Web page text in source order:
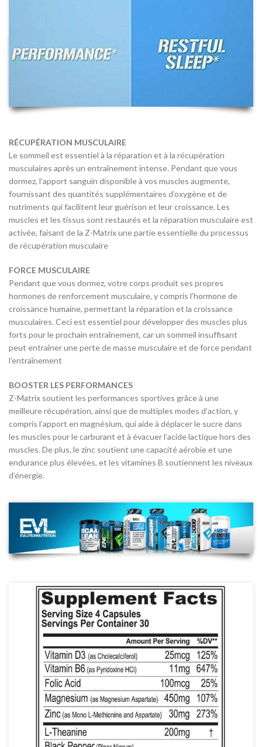
RÉCUPÉRATION MUSCULAIRE
Le sommeil est essentiel à la réparation et à la récupération
musculaires après un entraînement intense. Pendant que vous
dormez, l’apport sanguin disponible à vos muscles augmente,
fournissant des quantités supplémentaires d’oxygène et de
nutriments qui facilitent leur guérison et leur croissance. Les
muscles et les tissus sont restaurés et la réparation musculaire est
activée, faisant de la Z-Matrix une partie essentielle du processus
de récupération musculaire
FORCE MUSCULAIRE
Pendant que vous dormez, votre corps produit ses propres
hormones de renforcement musculaire, y compris l’hormone de
croissance humaine, permettant la réparation et la croissance
musculaires. Ceci est essentiel pour développer des muscles plus
forts pour le prochain entraînement, car un sommeil insuffisant
peut entraîner une perte de masse musculaire et de force pendant
l’entraînement
BOOSTER LES PERFORMANCES
Z-Matrix soutient les performances sportives grâce à une
meilleure récupération, ainsi que de multiples modes d’action, y
compris l’apport en magnésium, qui aide à déplacer le sucre dans
les muscles pour le carburant et à évacuer l’acide lactique hors des
muscles. De plus, le zinc soutient une capacité aérobie et une
endurance plus élevées, et les vitamines B soutiennent les niveaux
d’énergie.